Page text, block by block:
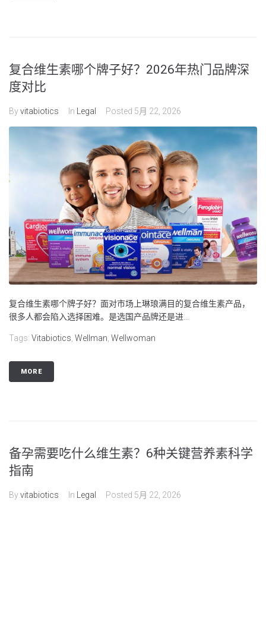
复合维生素哪个牌子好？2026年热门品牌深
度对比
Byvitabiotics In Legal Posted 5月 22, 2026
复合维生素哪个牌子好？面对市场上琳琅满目的复合维生素产品，
很多人都会陷入选择困难。是选国产品牌还是进...
Tags: Vitabiotics Wellman Wellwoman
MORE
备孕需要吃什么维生素？6种关键营养素科学
指南
Byvitabiotics In Legal Posted 5月 22, 2026